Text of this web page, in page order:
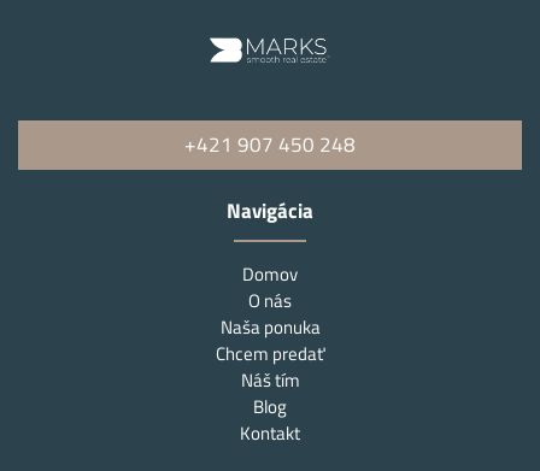
+421 907 450 248
Navigácia
Domov
O nás
Naša ponuka
Chcem predať
Náš tím
Blog
Kontakt